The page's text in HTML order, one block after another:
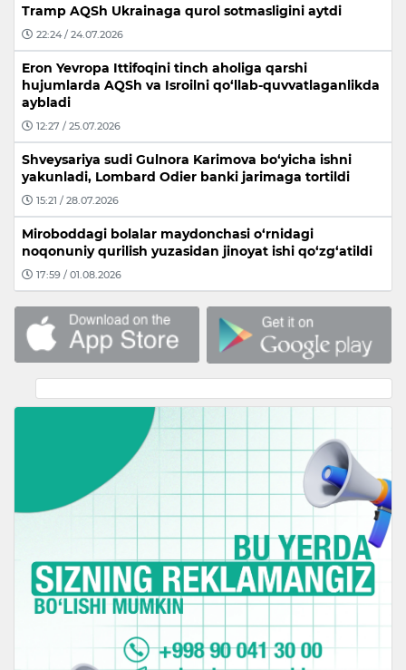
Tramp AQSh Ukrainaga qurol sotmasligini aytdi
22:24 / 24.07.2026
Eron Yevropa Ittifoqini tinch aholiga qarshi
hujumlarda AQSh va Isroilni qo‘llab-quvvatlaganlikda
aybladi
12:27 / 25.07.2026
Shveysariya sudi Gulnora Karimova bo‘yicha ishni
yakunladi, Lombard Odier banki jarimaga tortildi
15:21 / 28.07.2026
Miroboddagi bolalar maydonchasi o‘rnidagi
noqonuniy qurilish yuzasidan jinoyat ishi qo‘zg‘atildi
17:59 / 01.08.2026